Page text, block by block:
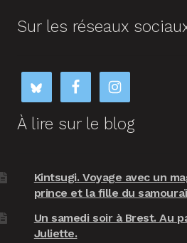
Sur les réseaux
À lire sur le blog
Kintsugi. Voyage avec un
prince et la fille du
Un samedi soir à Brest. Au
Juliette.